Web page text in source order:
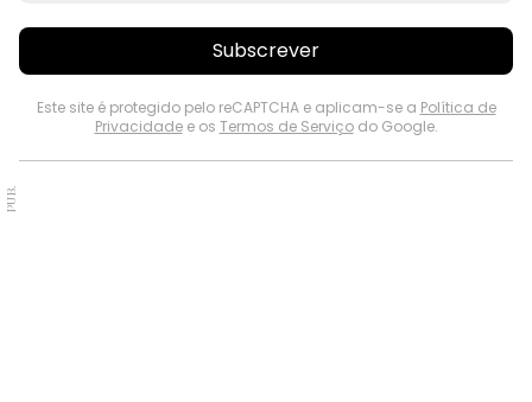
Subscrever
Este site é protegido pelo reCAPTCHA e aplicam-se a Política de
Privacidadee os Termos de Serviçodo Google.
PUB.